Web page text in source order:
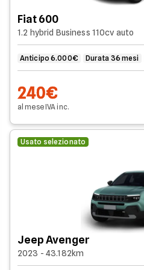
Fiat 600
1.2 hybrid Business 110cv auto
Anticipo 6.000€ Durata 36 mesi
240€
al meseIVAinc.
Usato selezionato
Jeep Avenger
2023 - 43.182km